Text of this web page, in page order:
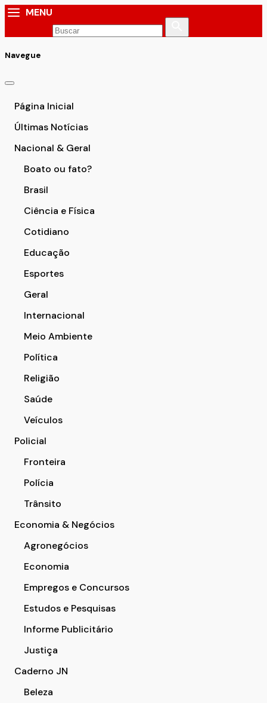
MENU
Navegue
Página Inicial
Últimas Notícias
Nacional & Geral
Boato ou fato?
Brasil
Ciência e Física
Cotidiano
Educação
Esportes
Geral
Internacional
Meio Ambiente
Política
Religião
Saúde
Veículos
Policial
Fronteira
Polícia
Trânsito
Economia & Negócios
Agronegócios
Economia
Empregos e Concursos
Estudos e Pesquisas
Informe Publicitário
Justiça
Caderno JN
Beleza